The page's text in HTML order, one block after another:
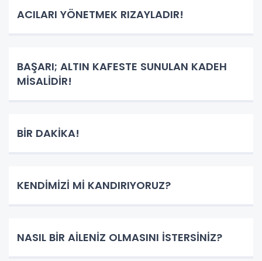
ACILARI YÖNETMEK RIZAYLADIR!
BAŞARI; ALTIN KAFESTE SUNULAN KADEH
MİSALİDİR!
BİR DAKİKA!
KENDİMİZİ Mİ KANDIRIYORUZ?
NASIL BİR AİLENİZ OLMASINI İSTERSİNİZ?